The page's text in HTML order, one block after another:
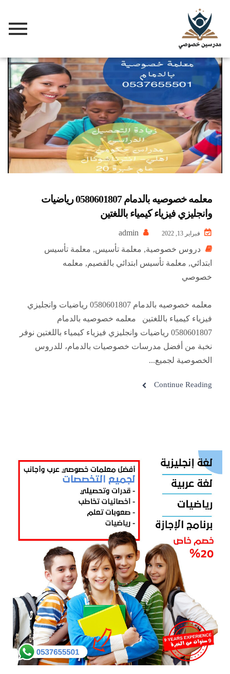
معلمه خصوصيه بالدمام 0580601807 رياضيات
وانجليزي فيزياء كيمياء باللغتين
فبراير 13, 2022
دروس خصوصية, معلمة تأسيس, معلمة تأسيس
ابتدائي, معلمة تأسيس ابتدائي بالقصيم, معلمه
خصوصي
معلمه خصوصيه بالدمام 0580601807 رياضيات وانجليزي
فيزياء كيمياء باللغتين معلمه خصوصيه بالدمام
0580601807 رياضيات وانجليزي فيزياء كيمياء باللغتين نوفر
نخبة من أفضل مدرسات خصوصيات بالدمام، للدروس
الخصوصية لجميع...
Continue Reading